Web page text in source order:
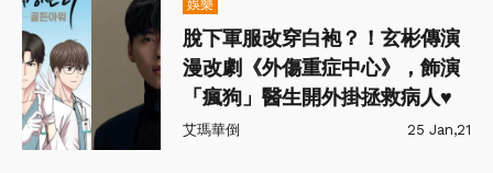
娛樂
脫下軍服改穿白袍？！玄彬傳演
漫改劇《外傷重症中心》，飾演
「瘋狗」醫生開外掛拯救病人♥
艾瑪華倒 25 Jan,21